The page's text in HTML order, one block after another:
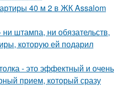
40 м 2 в ЖК Assalom
штампа, ни обязательств,
которую ей подарил
- это эффектный и очень
прием, который сразу